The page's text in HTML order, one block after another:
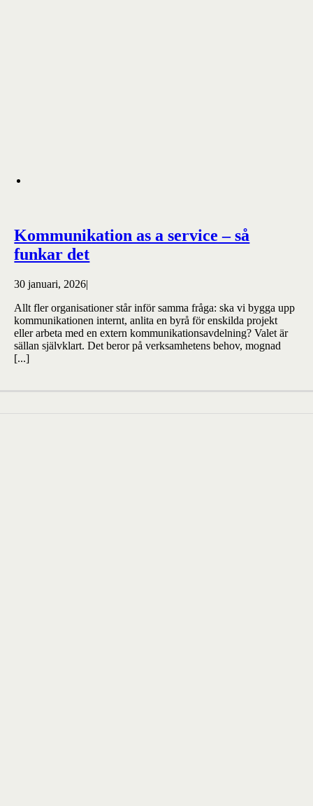
Kommunikation as a service – så
funkar det
30 januari, 2026|
Allt fler organisationer står inför samma fråga: ska vi bygga upp
kommunikationen internt, anlita en byrå för enskilda projekt
eller arbeta med en extern kommunikationsavdelning? Valet är
sällan självklart. Det beror på verksamhetens behov, mognad
[...]